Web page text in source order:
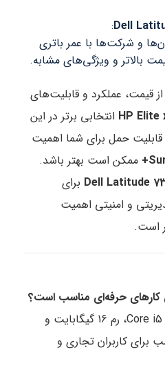
Dell
:
و شرکت‌ها با عمر باتری
بالاتر و ویژگی‌های مشابه.
قیمت، عملکرد و قابلیت‌های
HP Elite انتخابی برتر در این
حمل برای شما اهمیت
ممکن است بهتر باشد.
Dell Latitude برای
و امنیتی اهمیت
است.
بله، این دستگاه با پردازنده Core i5، رم 16 گیگابایت و
مناسب برای کاربران تجاری و